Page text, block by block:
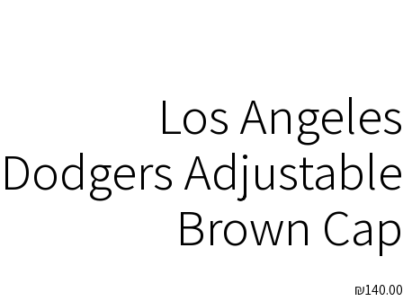
Los Angeles
Dodgers Adjustable
Brown Cap
₪140.00